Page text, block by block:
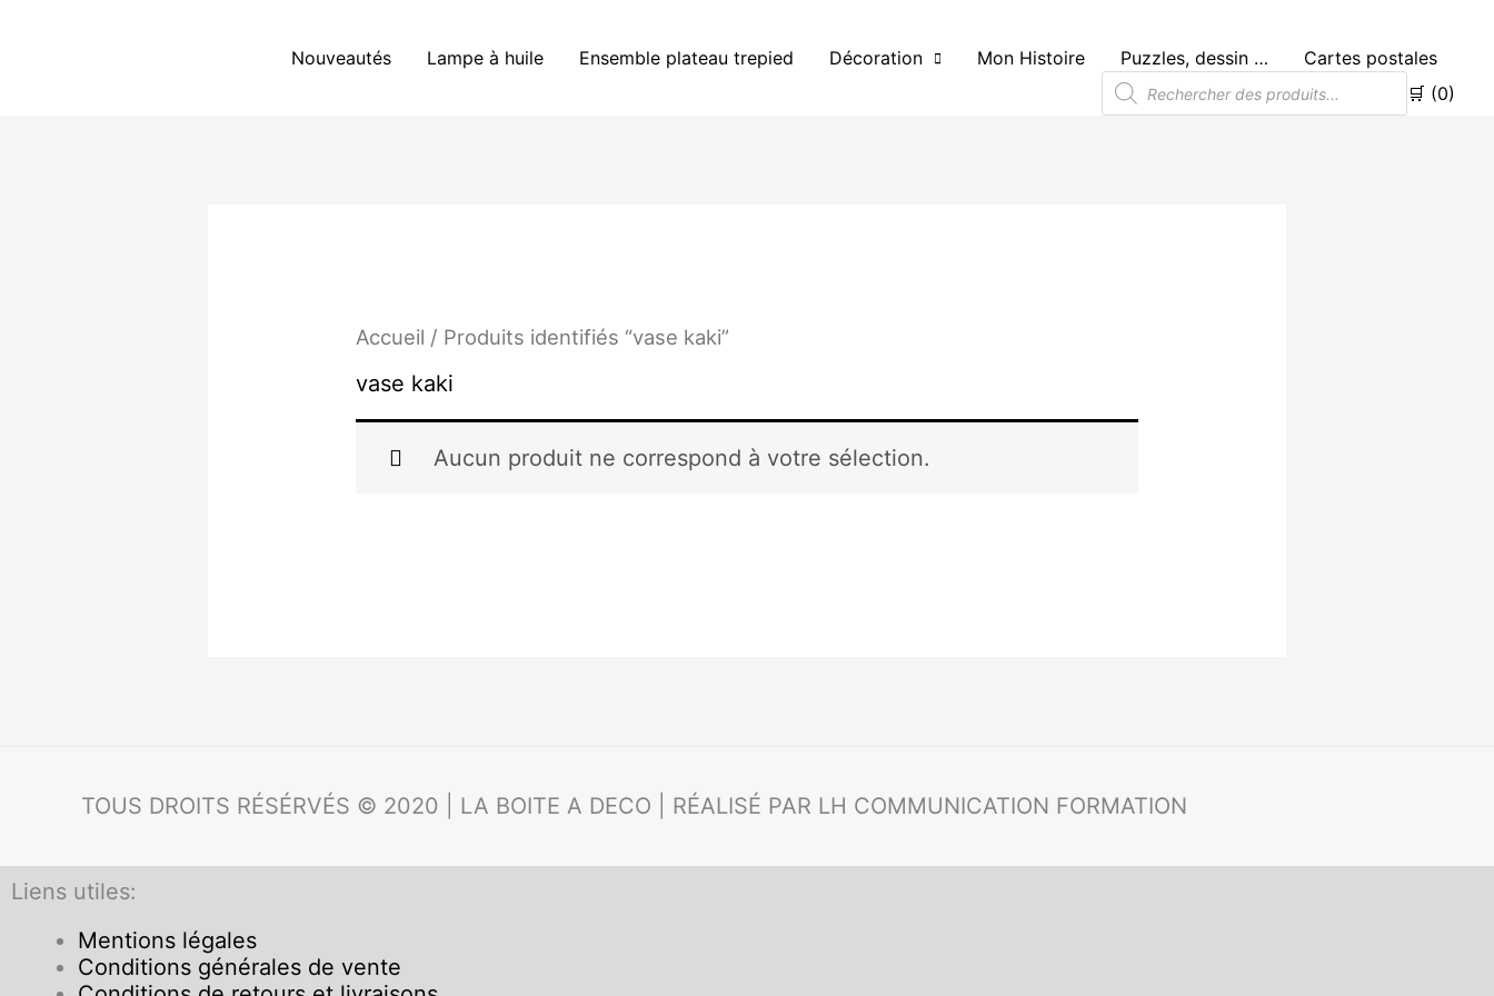
Nouveautés Lampe à huile Ensemble plateau trepied Décoration Mon Histoire Puzzles, dessin …
Cartes postales
Recherche
de
🛒 (0)
Accueil / Produits identifiés “vase kaki”
vase kaki
Aucun produit ne correspond à votre sélection.
TOUS DROITS RÉSÉRVÉS © 2020 | LA BOITE A DECO | RÉALISÉ PAR LH COMMUNICATION FORMATION
Liens utiles:
Mentions légales
Conditions générales de vente